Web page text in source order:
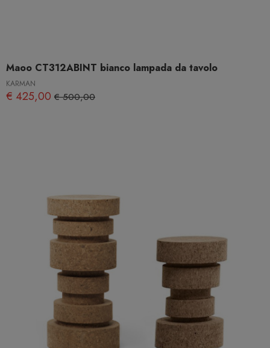
Maoo CT312ABINT bianco lampada da tavolo
KARMAN
€ 425,00 € 500,00